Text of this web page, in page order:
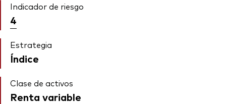
Indicador de riesgo
4
Estrategia
Índice
Clase de activos
Renta variable